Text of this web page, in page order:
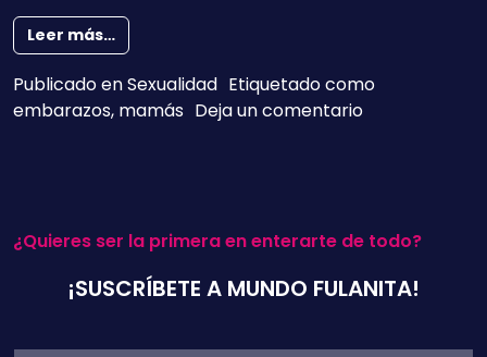
Leer más…from ¿Sabes qué es el método ROPA,
Publicado enSexualidad Etiquetado como
embarazos, mamás Deja un comentarioen ¿Sabes
¿Quieres ser la primera en enterarte de todo?
¡SUSCRÍBETE A MUNDO FULANITA!